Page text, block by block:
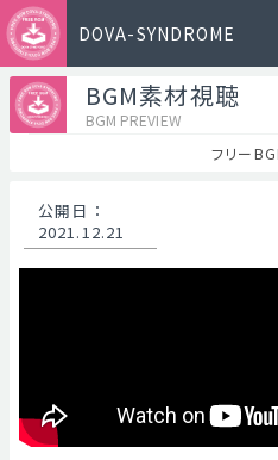
DOVA-SYNDROME
BGM素材視聴
BGM PREVIEW
フリー
公開日 ：
2021.12.21